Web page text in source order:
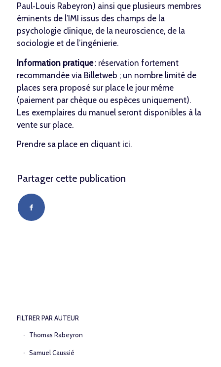
Paul‑Louis Rabeyron) ainsi que plusieurs membres
éminents de l’IMI issus des champs de la
psychologie clinique, de la neuroscience, de la
sociologie et de l’ingénierie.
Information pratique: réservation fortement
recommandée via Billetweb ; un nombre limité de
places sera proposé sur place le jour même
(paiement par chèque ou espèces uniquement).
Les exemplaires du manuel seront disponibles à la
vente sur place.
Prendre sa place en cliquant ici.
Partager cette publication
FILTRER PAR AUTEUR
Thomas Rabeyron
Samuel Caussié